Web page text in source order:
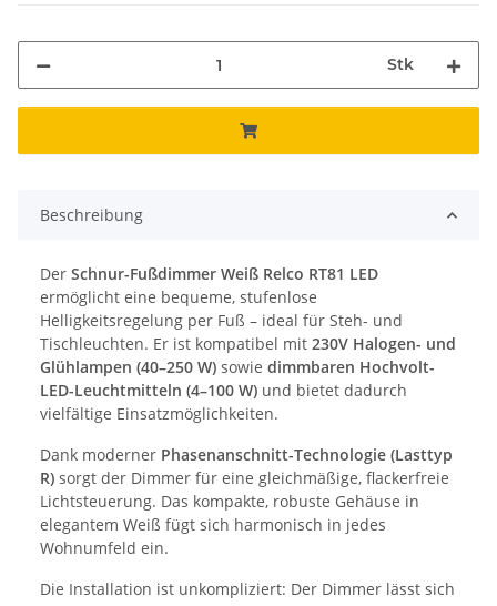
Stk
Beschreibung
Der Schnur-Fußdimmer Weiß Relco RT81 LED
ermöglicht eine bequeme, stufenlose
Helligkeitsregelung per Fuß – ideal für Steh- und
Tischleuchten. Er ist kompatibel mit 230V Halogen- und
Glühlampen (40–250 W) sowie dimmbaren Hochvolt-
LED-Leuchtmitteln (4–100 W) und bietet dadurch
vielfältige Einsatzmöglichkeiten.
Dank moderner Phasenanschnitt-Technologie (Lasttyp
R) sorgt der Dimmer für eine gleichmäßige, flackerfreie
Lichtsteuerung. Das kompakte, robuste Gehäuse in
elegantem Weiß fügt sich harmonisch in jedes
Wohnumfeld ein.
Die Installation ist unkompliziert: Der Dimmer lässt sich